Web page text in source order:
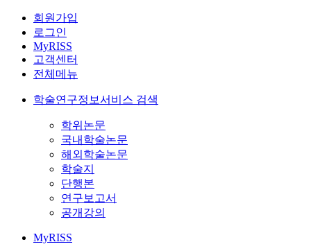
회원가입
로그인
MyRISS
고객센터
전체메뉴
학술연구정보서비스 검색
학위논문
국내학술논문
해외학술논문
학술지
단행본
연구보고서
공개강의
MyRISS